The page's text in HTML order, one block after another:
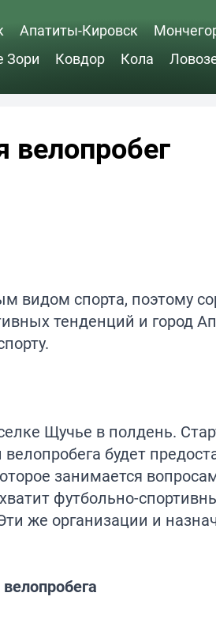
Апатиты-Кировск
Зори
Ковдор Кола
велопробег
видом спорта, поэтому
тенденций и город
Щучье в полдень.
будет
занимается
футбольно-
же организации и